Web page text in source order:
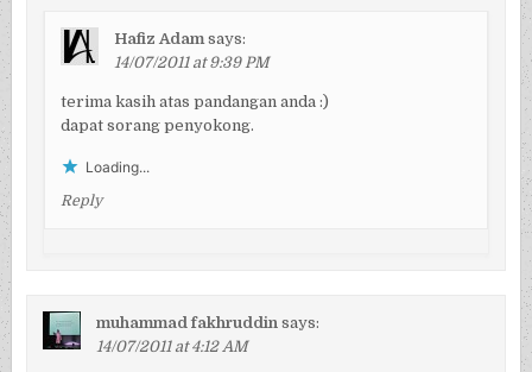
Hafiz Adam says:
14/07/2011 at 9:39 PM
terima kasih atas pandangan anda :)
dapat sorang penyokong.
Loading...
Reply
muhammad fakhruddin says:
14/07/2011 at 4:12 AM